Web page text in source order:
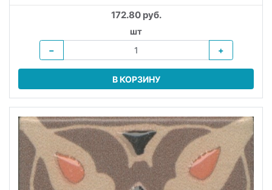
172.80 руб.
шт
−
+
В КОРЗИНУ